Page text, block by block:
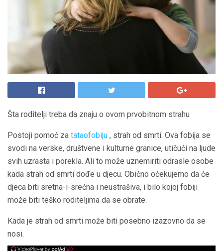
Šta roditelji treba da znaju o ovom prvobitnom strahu
Postoji pomoć za tataofobiju , strah od smrti. Ova fobija se
svodi na verske, društvene i kulturne granice, utičući na ljude
svih uzrasta i porekla. Ali to može uznemiriti odrasle osobe
kada strah od smrti dođe u djecu. Obično očekujemo da će
djeca biti sretna-i-srećna i neustrašiva, i bilo kojoj fobiji
može biti teško roditeljima da se obrate.
Kada je strah od smrti može biti posebno izazovno da se
nosi.